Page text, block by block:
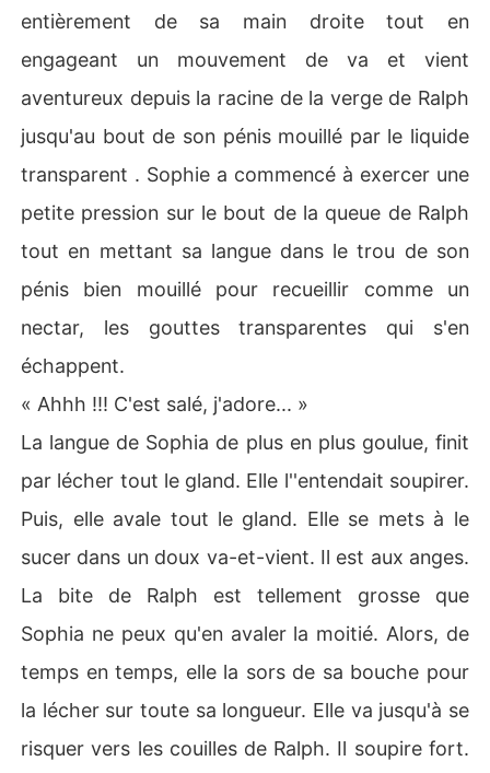
entièrement de sa main droite tout en
engageant un mouvement de va et vient
aventureux depuis la racine de la verge de Ralph
jusqu'au bout de son pénis mouillé par le liquide
transparent . Sophie a commencé à exercer une
petite pression sur le bout de la queue de Ralph
tout en mettant sa langue dans le trou de son
pénis bien mouillé pour recueillir comme un
nectar, les gouttes transparentes qui s'en
échappent.
« Ahhh !!! C'est salé, j'adore... »
La langue de Sophia de plus en plus goulue, finit
par lécher tout le gland. Elle l''entendait soupirer.
Puis, elle avale tout le gland. Elle se mets à le
sucer dans un doux va-et-vient. Il est aux anges.
La bite de Ralph est tellement grosse que
Sophia ne peux qu'en avaler la moitié. Alors, de
temps en temps, elle la sors de sa bouche pour
la lécher sur toute sa longueur. Elle va jusqu'à se
risquer vers les couilles de Ralph. Il soupire fort.